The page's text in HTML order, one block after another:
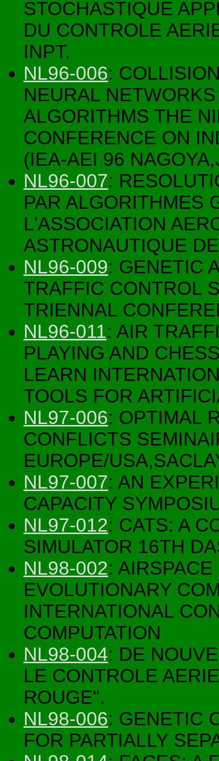
STOCHASTIQUE
DU CONTROLE
INPT.
NL96-006:
NEURAL
ALGORITHMS THE
CONFERENCE ON
(IEA-AEI 96
NL96-007:
PAR ALGORITHMES
L'ASSOCIATION
ASTRONAUTIQUE
NL96-009: GENETIC
TRAFFIC CONTROL
TRIENNAL
NL96-011: AIR
PLAYING AND
LEARN
TOOLS FOR
NL97-006: OPTIMAL
CONFLICTS
EUROPE/
NL97-007: AN
CAPACITY
NL97-012: CATS: A
SIMULATOR 16TH
NL98-002:
EVOLUTIONARY
INTERNATIONAL
COMPUTATION
NL98-004: DE
LE CONTROLE
ROUGE".
NL98-006: GENETIC
FOR PARTIALLY